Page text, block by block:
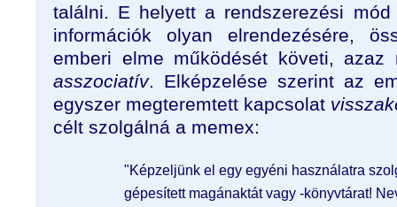
találni. E helyett a rendszerezési
információk olyan elrendezésére,
emberi elme működését követi, azaz
asszociatív. Elképzelése szerint az
egyszer megteremtett kapcsolat
célt szolgálná a memex:
"Képzeljünk el egy egyéni használatra
gépesített magánaktát vagy -könyvtárat!